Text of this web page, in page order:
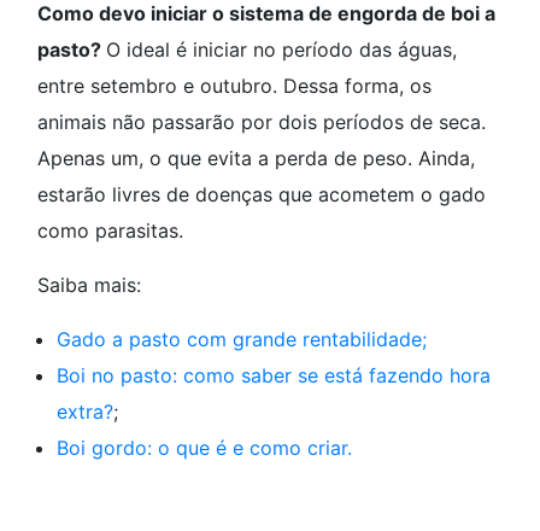
Como devo iniciar o sistema de engorda de boi a
pasto? O ideal é iniciar no período das águas,
entre setembro e outubro. Dessa forma, os
animais não passarão por dois períodos de seca.
Apenas um, o que evita a perda de peso. Ainda,
estarão livres de doenças que acometem o gado
como parasitas.
Saiba mais:
Gado a pasto com grande rentabilidade;
Boi no pasto: como saber se está fazendo hora
extra?;
Boi gordo: o que é e como criar.